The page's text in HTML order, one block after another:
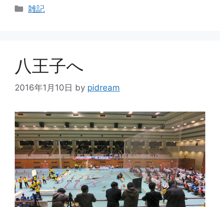
カ
雑記
八王子へ
2016年1月10日 by pidream